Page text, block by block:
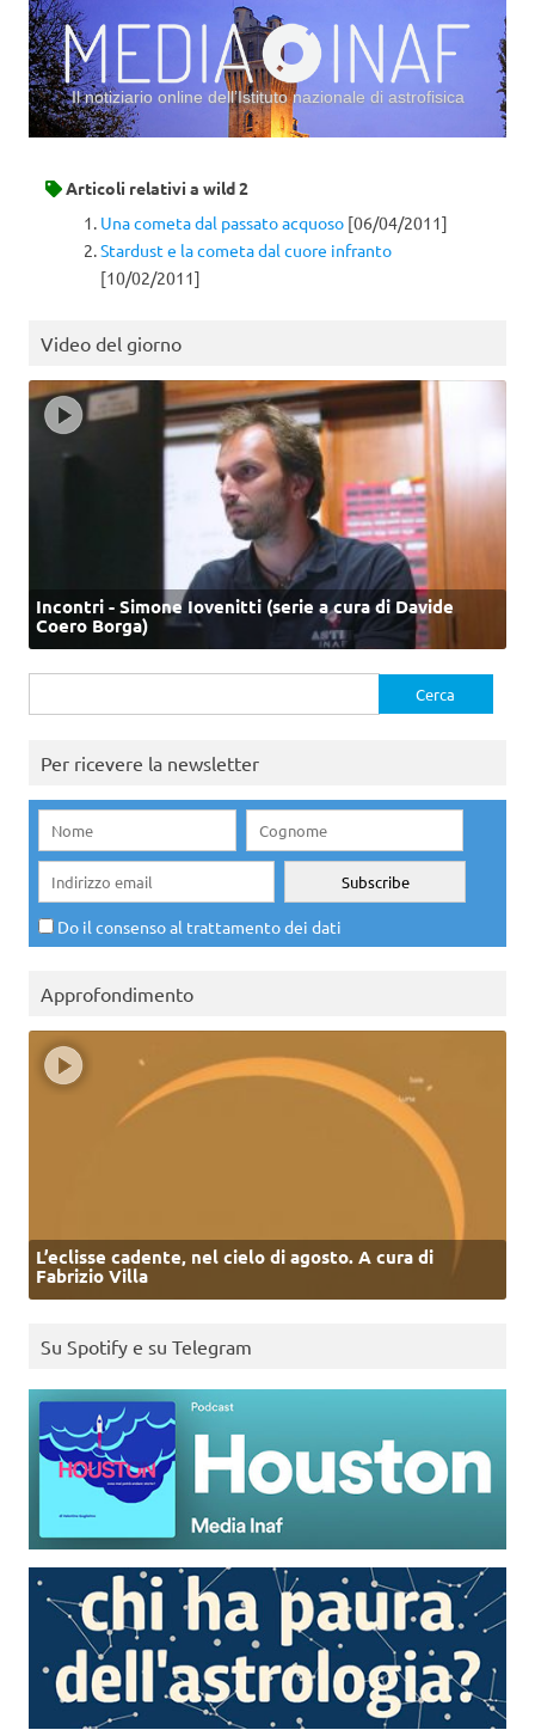
Il notiziario online dell’Istituto nazionale di astrofisica
Articoli relativi a wild 2
Una cometa dal passato acquoso [06/04/2011]
Stardust e la cometa dal cuore infranto
[10/02/2011]
Video del giorno
Incontri - Simone Iovenitti (serie a cura di Davide
Coero Borga)
per:
Per ricevere la newsletter
Do il consenso al trattamento dei dati
Approfondimento
L’eclisse cadente, nel cielo di agosto. A cura di
Fabrizio Villa
Su Spotify e su Telegram